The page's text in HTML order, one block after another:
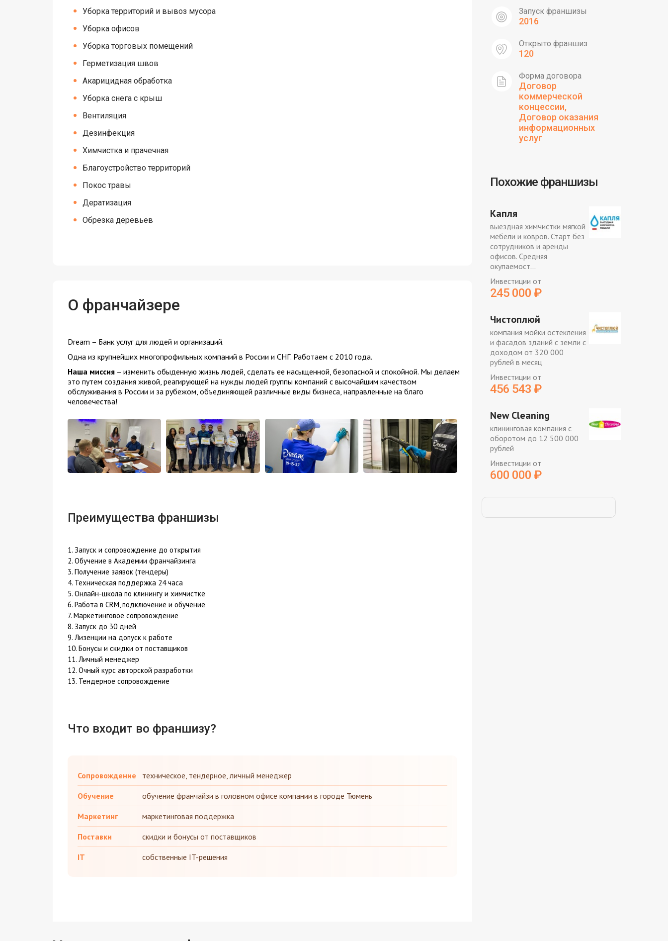
Уборка территорий и вывоз мусора
Уборка офисов
Уборка торговых помещений
Герметизация швов
Акарицидная обработка
Уборка снега с крыш
Вентиляция
Дезинфекция
Химчистка и прачечная
Благоустройство территорий
Покос травы
Дератизация
Обрезка деревьев
О франчайзере
Dream – Банк услуг для людей и организаций.
Одна из крупнейших многопрофильных компаний в России и СНГ. Работаем с 2010 года.
Наша миссия– изменить обыденную жизнь людей, сделать ее насыщенной, безопасной и спокойной. Мы делаем
это путем создания живой, реагирующей на нужды людей группы компаний с высочайшим качеством
обслуживания в России и за рубежом, объединяющей различные виды бизнеса, направленные на благо
человечества!
Преимущества франшизы
1. Запуск и сопровождение до открытия
2. Обучение в Академии франчайзинга
3. Получение заявок (тендеры)
4. Техническая поддержка 24 часа
5. Онлайн-школа по клинингу и химчистке
6. Работа в CRM, подключение и обучение
7. Маркетинговое сопровождение
8. Запуск до 30 дней
9. Лизенции на допуск к работе
10. Бонусы и скидки от поставщиков
11. Личный менеджер
12. Очный курс авторской разработки
13. Тендерное сопровождение
Что входит во франшизу?
Сопровождение техническое, тендерное, личный менеджер
Обучение обучение франчайзи в головном офисе компании в городе Тюмень
Маркетинг маркетинговая поддержка
Поставки скидки и бонусы от поставщиков
IT собственные IT-решения
Запуск франшизы
2016
Открыто франшиз
120
Форма договора
Договор
коммерческой
концессии,
Договор оказания
информационных
услуг
Похожие франшизы
Капля
выездная химчистки мягкой
мебели и ковров. Старт без
сотрудников и аренды
офисов. Средняя
окупаемост...
Инвестиции от
245 000 ₽
Чистоплюй
компания мойки остекления
и фасадов зданий с земли с
доходом от 320 000
рублей в месяц
Инвестиции от
456 543 ₽
New Cleaning
клининговая компания с
оборотом до 12 500 000
рублей
Инвестиции от
600 000 ₽